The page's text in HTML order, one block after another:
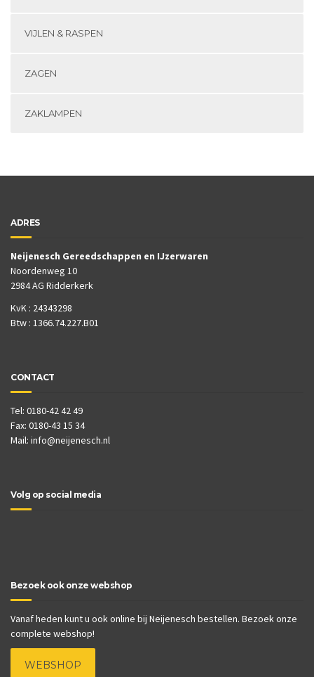
VIJLEN & RASPEN
ZAGEN
ZAKLAMPEN
ADRES
Neijenesch Gereedschappen en IJzerwaren
Noordenweg 10
2984 AG Ridderkerk
KvK : 24343298
Btw : 1366.74.227.B01
CONTACT
Tel: 0180-42 42 49
Fax: 0180-43 15 34
Mail: info@neijenesch.nl
Volg op social media
Bezoek ook onze webshop
Vanaf heden kunt u ook online bij Neijenesch bestellen. Bezoek onze
complete webshop!
WEBSHOP